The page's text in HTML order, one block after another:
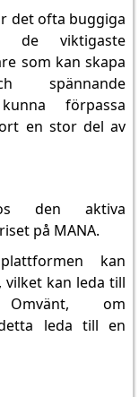
det ofta buggiga
de viktigaste
som kan skapa
förpassa
en stor del av
den aktiva
på MANA.
kan
vilket kan leda till
om
leda till en